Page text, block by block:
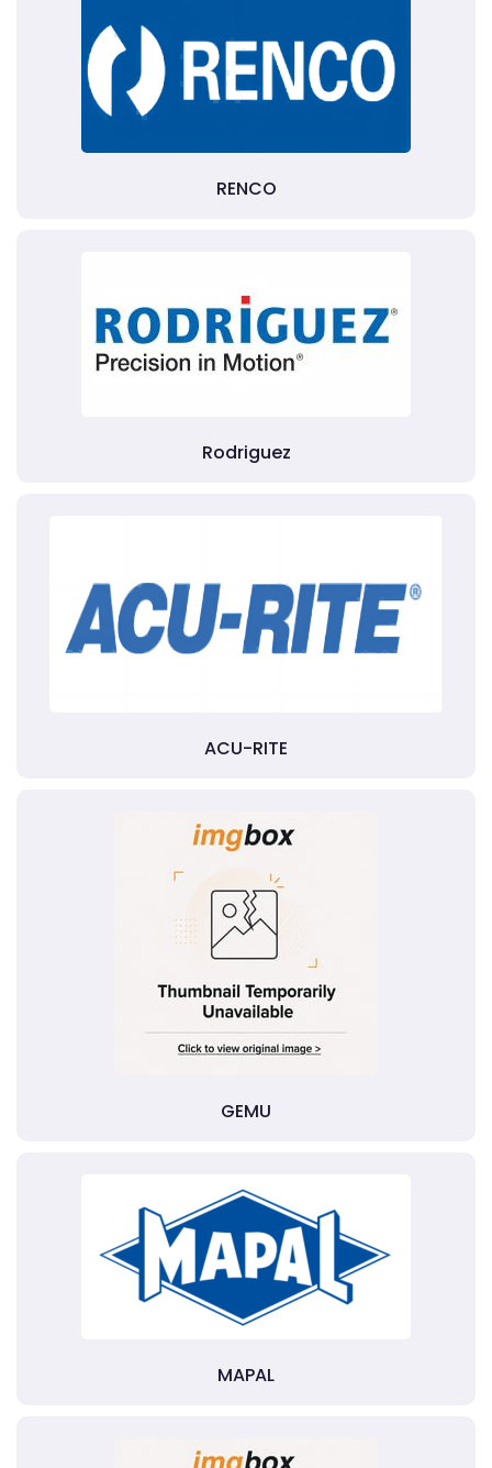
RENCO
Rodriguez
ACU-RITE
GEMU
MAPAL